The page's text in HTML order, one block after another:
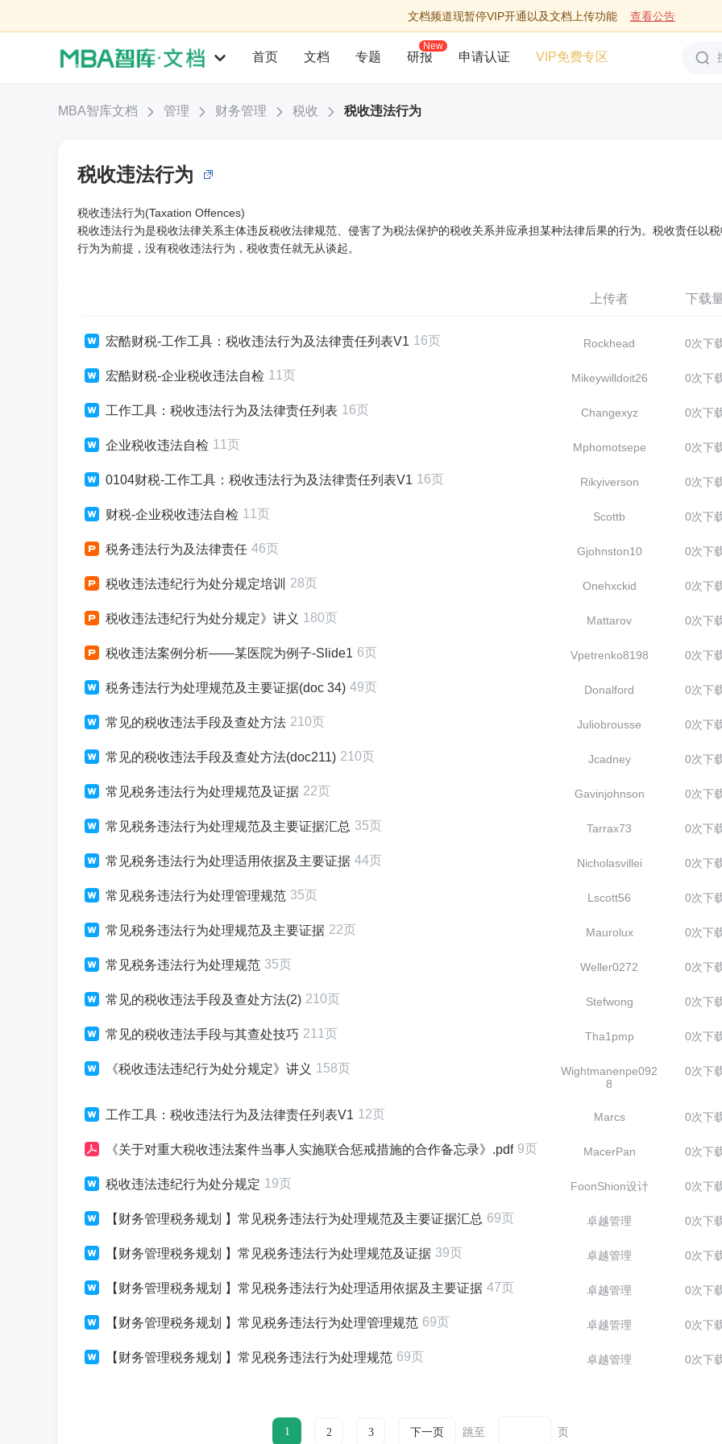
文档频道现暂停VIP开通以及文档上传功能 查看公告
首页 文档 专题 研报
New
申请认证 VIP免费专区
MBA智库文档 管理 财务管理 税收 税收违法行为
税收违法行为
税收违法行为(Taxation Offences)
税收违法行为是税收法律关系主体违反税收法律规范、侵害了为税法保护的税收关系并应承担某种法律后果的行为。税收责任以
行为为前提，没有税收违法行为，税收责任就无从谈起。
上传者 下载
宏酷财税-工作工具：税收违法行为及法律责任列表V1 16页 Rockhead 0次下
宏酷财税-企业税收违法自检 11页 Mikeywilldoit26 0次下
工作工具：税收违法行为及法律责任列表 16页 Changexyz 0次下
企业税收违法自检 11页 Mphomotsepe 0次下
0104财税-工作工具：税收违法行为及法律责任列表V1 16页 Rikyiverson 0次下
财税-企业税收违法自检 11页 Scottb 0次下
税务违法行为及法律责任 46页 Gjohnston10 0次下
税收违法违纪行为处分规定培训 28页 Onehxckid 0次下
税收违法违纪行为处分规定》讲义 180页 Mattarov 0次下
税收违法案例分析――某医院为例子-Slide1 6页 Vpetrenko8198 0次下
税务违法行为处理规范及主要证据(doc 34) 49页 Donalford 0次下
常见的税收违法手段及查处方法 210页 Juliobrousse 0次下
常见的税收违法手段及查处方法(doc211) 210页 Jcadney 0次下
常见税务违法行为处理规范及证据 22页 Gavinjohnson 0次下
常见税务违法行为处理规范及主要证据汇总 35页 Tarrax73 0次下
常见税务违法行为处理适用依据及主要证据 44页 Nicholasvillei 0次下
常见税务违法行为处理管理规范 35页 Lscott56 0次下
常见税务违法行为处理规范及主要证据 22页 Maurolux 0次下
常见税务违法行为处理规范 35页 Weller0272 0次下
常见的税收违法手段及查处方法(2) 210页 Stefwong 0次下
常见的税收违法手段与其查处技巧 211页 Tha1pmp 0次下
《税收违法违纪行为处分规定》讲义 158页
Wightmanenpe092
8
0次下
工作工具：税收违法行为及法律责任列表V1 12页 Marcs 0次下
《关于对重大税收违法案件当事人实施联合惩戒措施的合作备忘录》.pdf 9页 MacerPan 0次下
税收违法违纪行为处分规定 19页 FoonShion设计 0次下
【财务管理税务规划 】常见税务违法行为处理规范及主要证据汇总 69页 卓越管理 0次下
【财务管理税务规划 】常见税务违法行为处理规范及证据 39页 卓越管理 0次下
【财务管理税务规划 】常见税务违法行为处理适用依据及主要证据 47页 卓越管理 0次下
【财务管理税务规划 】常见税务违法行为处理管理规范 69页 卓越管理 0次下
【财务管理税务规划 】常见税务违法行为处理规范 69页 卓越管理 0次下
1 2 3 下一页 跳至 页